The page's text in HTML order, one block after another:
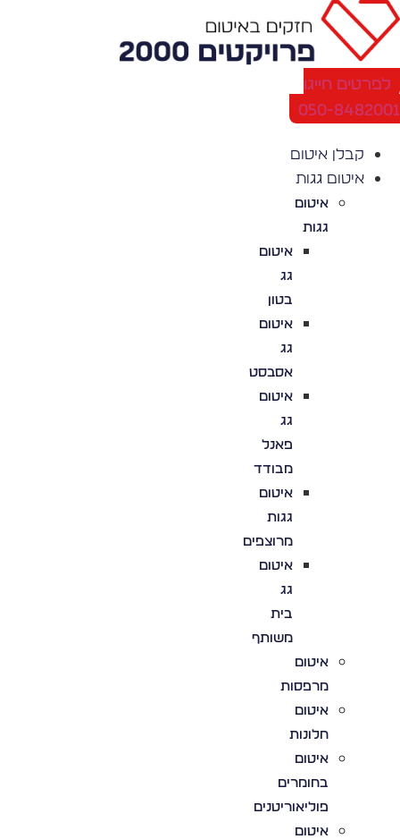
לפרטים חייגו
050-
קבלן איטום
איטום גגות
איטום
גגות
איטום
גג
בטון
איטום
גג
אסבסט
איטום
גג
פאנל
מבודד
איטום
גגות
מרוצפים
איטום
גג
בית
משותף
איטום
מרפסות
איטום
חלונות
איטום
בחומרים
פוליאוריטנים
איטום